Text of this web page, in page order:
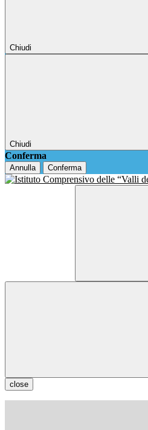
Chiudi
Chiudi
Conferma
Annulla Conferma
close